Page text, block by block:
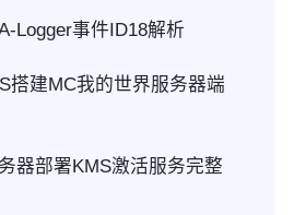
Logger事件ID18解析
搭建MC我的世界服务器端
器部署KMS激活服务完整